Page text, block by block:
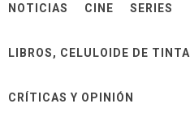
NOTICIAS CINE SERIES
LIBROS, CELULOIDE DE TINTA
CRÍTICAS Y OPINIÓN